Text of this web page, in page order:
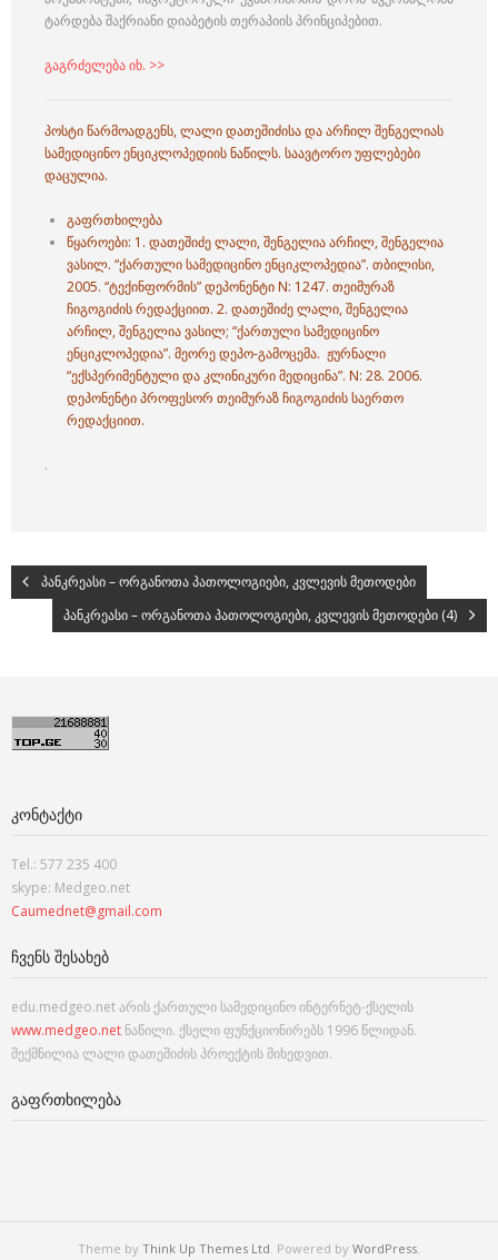
ტარდება შაქრიანი დიაბეტის თერაპიის პრინციპებით.
გაგრძელება იხ. >>
პოსტი წარმოადგენს, ლალი დათეშიძისა და არჩილ შენგელიას
სამედიცინო ენციკლოპედიის ნაწილს. საავტორო უფლებები
დაცულია.
გაფრთხილება
წყაროები: 1. დათეშიძე ლალი,შენგელია არჩილ,შენგელია
ვასილ. “ქართული სამედიცინო ენციკლოპედია”. თბილისი,
2005. “ტექინფორმის” დეპონენტი N: 1247. თეიმურაზ
ჩიგოგიძის რედაქციით. 2. დათეშიძე ლალი,შენგელია
არჩილ,შენგელია ვასილ; “ქართული სამედიცინო
ენციკლოპედია”. მეორე დეპო-გამოცემა. ჟურნალი
“ექსპერიმენტული და კლინიკური მედიცინა”. N: 28. 2006.
დეპონენტი პროფესორ თეიმურაზ ჩიგოგიძის საერთო
რედაქციით.
.
პანკრეასი – ორგანოთა პათოლოგიები, კვლევის მეთოდები
პანკრეასი – ორგანოთა პათოლოგიები, კვლევის მეთოდები (4)
ᲙᲝᲜᲢᲐᲥᲢᲘ
Tel.: 577 235 400
skype: Medgeo.net
Caumednet@gmail.com
ᲩᲕᲔᲜᲡ ᲨᲔᲡᲐᲮᲔᲑ
edu.medgeo.net არის ქართული სამედიცინო ინტერნეტ-ქსელის
www.medgeo.net ნაწილი. ქსელი ფუნქციონირებს 1996 წლიდან.
შექმნილია ლალი დათეშიძის პროექტის მიხედვით.
ᲒᲐᲤᲠᲗᲮᲘᲚᲔᲑᲐ
Theme by Think Up Themes Ltd . Powered by WordPress